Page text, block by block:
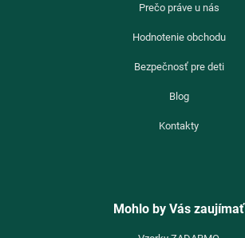
Prečo práve u nás
Hodnotenie obchodu
Bezpečnosť pre deti
Blog
Kontakty
Mohlo by Vás zaujímať